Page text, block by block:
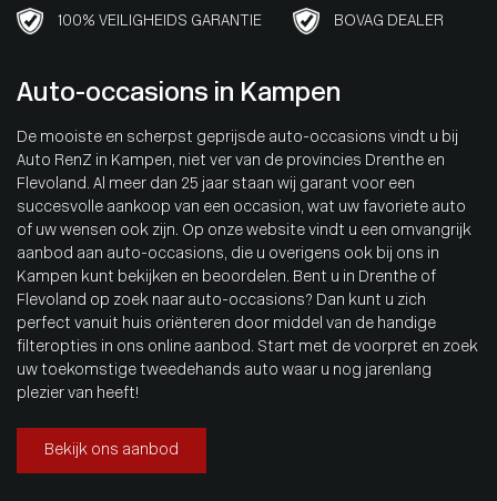
100% VEILIGHEIDS GARANTIE BOVAG DEALER
Auto-occasions in Kampen
De mooiste en scherpst geprijsde auto-occasions vindt u bij
Auto RenZ in Kampen, niet ver van de provincies Drenthe en
Flevoland. Al meer dan 25 jaar staan wij garant voor een
succesvolle aankoop van een occasion, wat uw favoriete auto
of uw wensen ook zijn. Op onze website vindt u een omvangrijk
aanbod aan auto-occasions, die u overigens ook bij ons in
Kampen kunt bekijken en beoordelen. Bent u in Drenthe of
Flevoland op zoek naar auto-occasions? Dan kunt u zich
perfect vanuit huis oriënteren door middel van de handige
filteropties in ons online aanbod. Start met de voorpret en zoek
uw toekomstige tweedehands auto waar u nog jarenlang
plezier van heeft!
Bekijk ons aanbod